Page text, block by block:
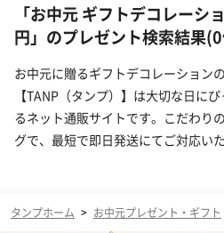
「お中元 ギフトデコレー
円」のプレゼント検索結果
お中元に贈るギフトデコレーション
【TANP（タンプ）】は大切な日に
るネット通販サイトです。こだわり
グで、最短で即日発送にてご対応いた
タンプホーム > お中元プレゼント・ギフト